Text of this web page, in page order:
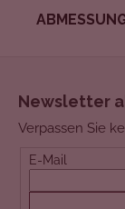
Newsletter
Verpassen Sie
E-Mail